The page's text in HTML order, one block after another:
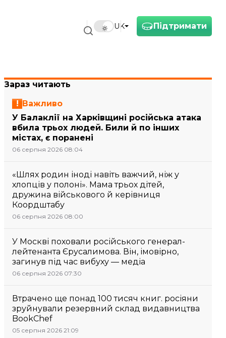
Підтримати
UK
Зараз читають
Важливо
У Балаклії на Харківщині російська атака
вбила трьох людей. Били й по інших
містах, є поранені
06 серпня 2026 08:04
«Шлях родин іноді навіть важчий, ніж у
хлопців у полоні». Мама трьох дітей,
дружина військового й керівниця
Коордштабу
06 серпня 2026 08:00
У Москві поховали російського генерал-
лейтенанта Єрусалимова. Він, імовірно,
загинув під час вибуху — медіа
06 серпня 2026 07:30
Втрачено ще понад 100 тисяч книг. росіяни
зруйнували резервний склад видавництва
BookChef
05 серпня 2026 21:09